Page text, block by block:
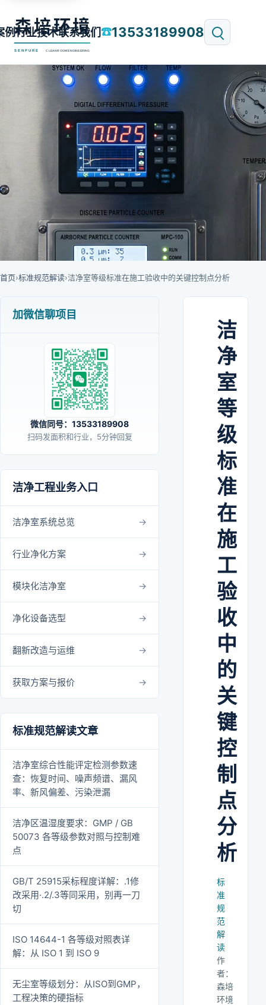
例行业技术联系我们☎13533189908
首页›标准规范解读›洁净室等级标准在施工验收中的关键控制点分析
加微信聊项目
微信同号：13533189908
扫码发面积和行业，5分钟回复
洁净工程业务入口
洁净室系统总览
行业净化方案
模块化洁净室
净化设备选型
翻新改造与运维
获取方案与报价
标准规范解读文章
洁净室综合性能评定检测参数速
查：恢复时间、噪声频谱、漏风
率、新风偏差、污染泄漏
洁净区温湿度要求：GMP / GB
50073 各等级参数对照与控制难
点
GB/T 25915采标程度详解：.1修
改采用·.2/.3等同采用，别再一刀
切
ISO 14644-1 各等级对照表详
解：从 ISO 1 到 ISO 9
无尘室等级划分：从ISO到GMP，
工程决策的硬指标
洁
净
室
等
级
标
准
在
施
工
验
收
中
的
关
键
控
制
点
分
析
标
准
规
范
解
读
作
者：
森培
环境